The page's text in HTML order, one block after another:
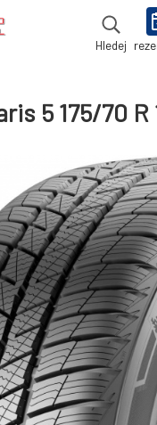
Hledej
5 175/70 R